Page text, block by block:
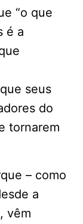
“o que
é a
seus
do
tornarem
– como
a
vêm